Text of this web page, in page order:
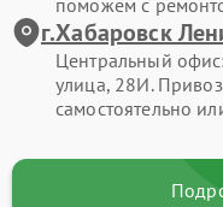
поможем с
г.Хабаровск
Центральный
улица, 28И.
самостоятельно